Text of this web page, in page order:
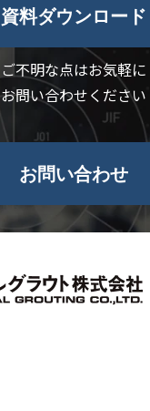
資料ダウンロード
ご不明な点はお気軽に
お問い合わせください
お問い合わせ